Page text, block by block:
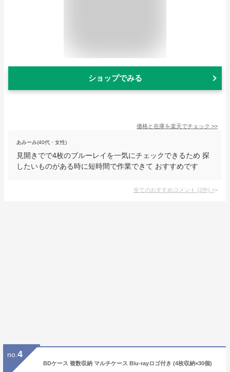
ショップでみる
価格と在庫を楽天でチェック >>
あみーみ(40代・女性)
見開きでで4枚のブルーレイを一気にチェックできるため 探
したいものがある時に短時間で作業できて おすすめです
全てのおすすめコメント (2件) >
no. 4
BDケース 複数収納 マルチケース Blu-rayロゴ付き (4枚収納×30個)